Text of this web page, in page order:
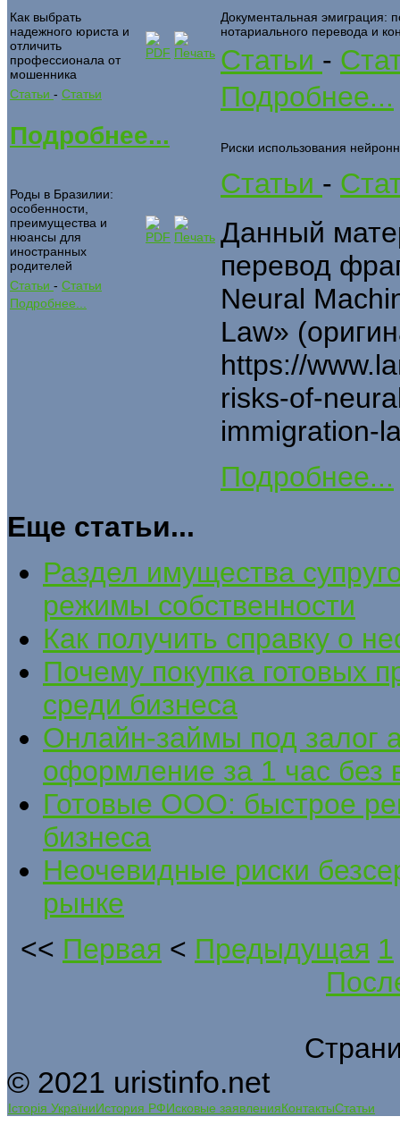
Как выбрать
надежного юриста и
отличить
профессионала от
мошенника
Статьи - Статьи
Подробнее...
Роды в Бразилии:
особенности,
преимущества и
нюансы для
иностранных
родителей
Статьи - Статьи
Подробнее...
Документальная эмиграция:
нотариального перевода и
Статьи -
Подробнее...
Риски использования
Статьи -
Данный
перевод
Neural
Law»
https://
risks-of-
immigration-
Подробнее...
Еще статьи...
Раздел имущества
режимы собственности
Как получить справку о
Почему покупка готовых
среди бизнеса
Онлайн-займы под залог
оформление за 1 час без
Готовые ООО: быстрое
бизнеса
Неочевидные риски
рынке
<< Первая < Предыдущая 1
© 2021 uristinfo.net
Історія УкраїниИстория РФИсковые заявленияКонтактыСтатьи